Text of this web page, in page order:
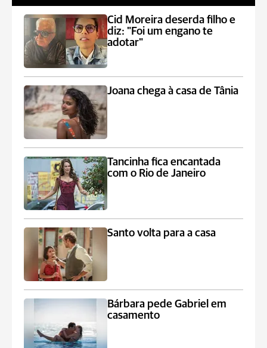
Cid Moreira deserda filho e
diz: "Foi um engano te
adotar"
Joana chega à casa de Tânia
Tancinha fica encantada
com o Rio de Janeiro
Santo volta para a casa
Bárbara pede Gabriel em
casamento